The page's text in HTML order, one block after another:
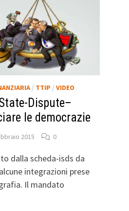
/ TTIP / VIDEO
Dispute–
le democrazie
2015 0
dalla scheda-isds da
integrazioni prese
Il mandato